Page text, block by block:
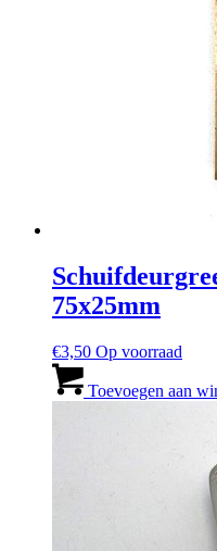
75x25mm
€3,50 Op voorraad
Toevoegen aan